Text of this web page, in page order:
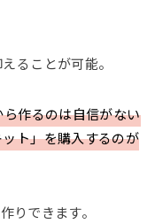
ることが可能。
作るのは自信がない
ト」を購入するのが
りできます。